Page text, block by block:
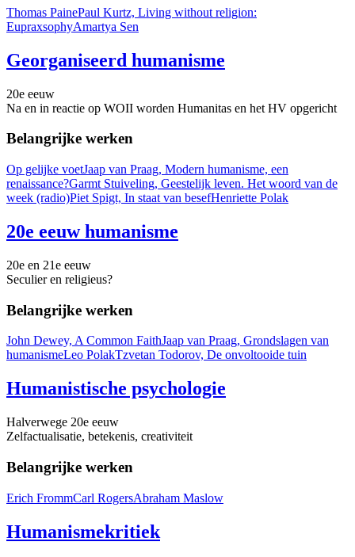
Thomas PainePaul Kurtz, Living without religion:
EupraxsophyAmartya Sen
Georganiseerd humanisme
20e eeuw
Na en in reactie op WOII worden Humanitas en het HV opgericht
Belangrijke werken
Op gelijke voetJaap van Praag, Modern humanisme, een
renaissance?Garmt Stuiveling, Geestelijk leven. Het woord van de
week (radio)Piet Spigt, In staat van besefHenriette Polak
20e eeuw humanisme
20e en 21e eeuw
Seculier en religieus?
Belangrijke werken
John Dewey, A Common FaithJaap van Praag, Grondslagen van
humanismeLeo PolakTzvetan Todorov, De onvoltooide tuin
Humanistische psychologie
Halverwege 20e eeuw
Zelfactualisatie, betekenis, creativiteit
Belangrijke werken
Erich FrommCarl RogersAbraham Maslow
Humanismekritiek